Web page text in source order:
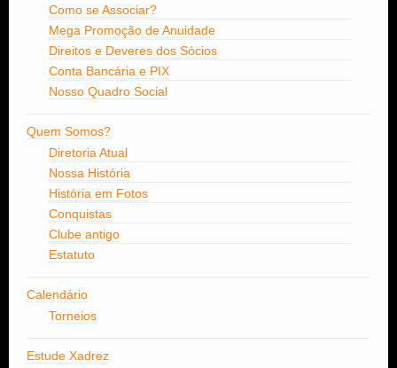
Como se Associar?
Mega Promoção de Anuidade
Direitos e Deveres dos Sócios
Conta Bancária e PIX
Nosso Quadro Social
Quem Somos?
Diretoria Atual
Nossa História
História em Fotos
Conquistas
Clube antigo
Estatuto
Calendário
Torneios
Estude Xadrez